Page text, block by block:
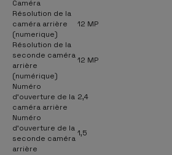
Caméra
Résolution de la
caméra arrière
(numerique)
12 MP
Résolution de la
seconde caméra
arrière
(numérique)
12 MP
Numéro
d'ouverture de la
caméra arrière
2,4
Numéro
d'ouverture de la
seconde caméra
arrière
1,5